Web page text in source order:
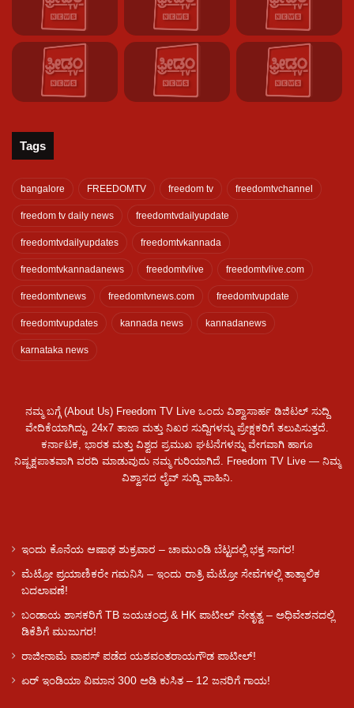
Tags
bangalore FREEDOMTV freedom tv freedomtvchannel
freedom tv daily news freedomtvdailyupdate
freedomtvdailyupdates freedomtvkannada
freedomtvkannadanews freedomtvlive freedomtvlive.com
freedomtvnews freedomtvnews.com freedomtvupdate
freedomtvupdates kannada news kannadanews
karnataka news
ನಮ್ಮ ಬಗ್ಗೆ (About Us) Freedom TV Live ಒಂದು ವಿಶ್ವಾಸಾರ್ಹ ಡಿಜಿಟಲ್ ಸುದ್ದಿ
ವೇದಿಕೆಯಾಗಿದ್ದು, 24x7 ತಾಜಾ ಮತ್ತು ನಿಖರ ಸುದ್ದಿಗಳನ್ನು ಪ್ರೇಕ್ಷಕರಿಗೆ ತಲುಪಿಸುತ್ತದೆ.
ಕರ್ನಾಟಕ, ಭಾರತ ಮತ್ತು ವಿಶ್ವದ ಪ್ರಮುಖ ಘಟನೆಗಳನ್ನು ವೇಗವಾಗಿ ಹಾಗೂ
ನಿಷ್ಪಕ್ಷಪಾತವಾಗಿ ವರದಿ ಮಾಡುವುದು ನಮ್ಮ ಗುರಿಯಾಗಿದೆ. Freedom TV Live — ನಿಮ್ಮ
ವಿಶ್ವಾಸದ ಲೈವ್ ಸುದ್ದಿ ವಾಹಿನಿ.
ಇಂದು ಕೊನೆಯ ಆಷಾಢ ಶುಕ್ರವಾರ – ಚಾಮುಂಡಿ ಬೆಟ್ಟದಲ್ಲಿ ಭಕ್ತ ಸಾಗರ!
ಮೆಟ್ರೋ ಪ್ರಯಾಣಿಕರೇ ಗಮನಿಸಿ – ಇಂದು ರಾತ್ರಿ ಮೆಟ್ರೋ ಸೇವೆಗಳಲ್ಲಿ ತಾತ್ಕಾಲಿಕ
ಬದಲಾವಣೆ!
ಬಂಡಾಯ ಶಾಸಕರಿಗೆ TB ಜಯಚಂದ್ರ & HK ಪಾಟೀಲ್ ನೇತೃತ್ವ – ಅಧಿವೇಶನದಲ್ಲಿ
ಡಿಕೆಶಿಗೆ ಮುಜುಗರ!
ರಾಜೀನಾಮೆ ವಾಪಸ್ ಪಡೆದ ಯಶವಂತರಾಯಗೌಡ ಪಾಟೀಲ್‌!
ಏರ್ ಇಂಡಿಯಾ ವಿಮಾನ 300 ಅಡಿ ಕುಸಿತ – 12 ಜನರಿಗೆ ಗಾಯ!